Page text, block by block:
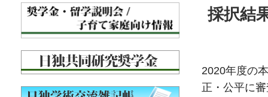
採択結
2020年度の
正・公平に